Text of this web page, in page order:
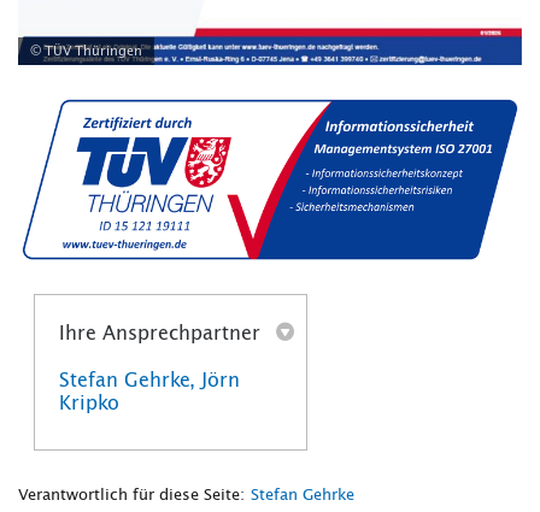
© TÜV Thüringen
Ihre Ansprechpartner
Stefan Gehrke, Jörn
Kripko
Verantwortlich für diese Seite: Stefan Gehrke